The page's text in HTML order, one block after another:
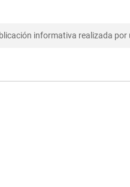
informativa realizada por